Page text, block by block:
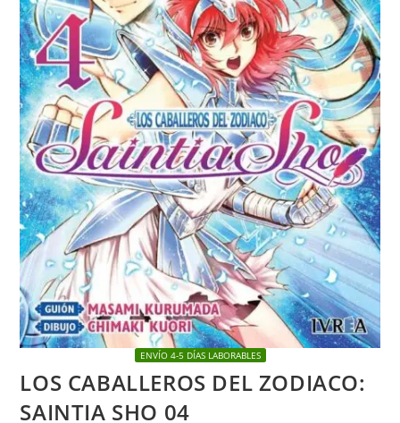
ENVÍO 4-5 DÍAS LABORABLES
LOS CABALLEROS DEL ZODIACO:
SAINTIA SHO 04